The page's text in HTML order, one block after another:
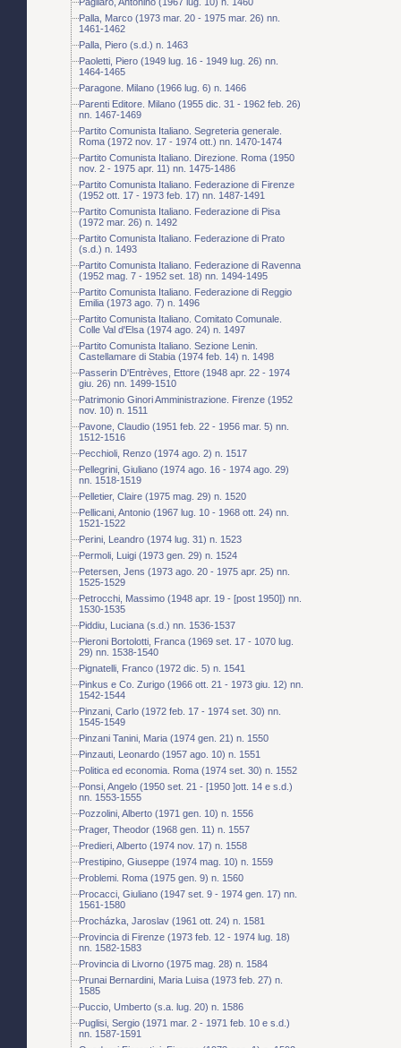
Palla, Marco (1973 mar. 20 - 1975 mar. 26) nn.
1461-1462
Palla, Piero (s.d.) n. 1463
Paoletti, Piero (1949 lug. 16 - 1949 lug. 26) nn.
1464-1465
Paragone. Milano (1966 lug. 6) n. 1466
Parenti Editore. Milano (1955 dic. 31 - 1962 feb. 26)
nn. 1467-1469
Partito Comunista Italiano. Segreteria generale.
Roma (1972 nov. 17 - 1974 ott.) nn. 1470-1474
Partito Comunista Italiano. Direzione. Roma (1950
nov. 2 - 1975 apr. 11) nn. 1475-1486
Partito Comunista Italiano. Federazione di Firenze
(1952 ott. 17 - 1973 feb. 17) nn. 1487-1491
Partito Comunista Italiano. Federazione di Pisa
(1972 mar. 26) n. 1492
Partito Comunista Italiano. Federazione di Prato
(s.d.) n. 1493
Partito Comunista Italiano. Federazione di Ravenna
(1952 mag. 7 - 1952 set. 18) nn. 1494-1495
Partito Comunista Italiano. Federazione di Reggio
Emilia (1973 ago. 7) n. 1496
Partito Comunista Italiano. Comitato Comunale.
Colle Val d'Elsa (1974 ago. 24) n. 1497
Partito Comunista Italiano. Sezione Lenin.
Castellamare di Stabia (1974 feb. 14) n. 1498
Passerin D'Entrèves, Ettore (1948 apr. 22 - 1974
giu. 26) nn. 1499-1510
Patrimonio Ginori Amministrazione. Firenze (1952
nov. 10) n. 1511
Pavone, Claudio (1951 feb. 22 - 1956 mar. 5) nn.
1512-1516
Pecchioli, Renzo (1974 ago. 2) n. 1517
Pellegrini, Giuliano (1974 ago. 16 - 1974 ago. 29)
nn. 1518-1519
Pelletier, Claire (1975 mag. 29) n. 1520
Pellicani, Antonio (1967 lug. 10 - 1968 ott. 24) nn.
1521-1522
Perini, Leandro (1974 lug. 31) n. 1523
Permoli, Luigi (1973 gen. 29) n. 1524
Petersen, Jens (1973 ago. 20 - 1975 apr. 25) nn.
1525-1529
Petrocchi, Massimo (1948 apr. 19 - [post 1950]) nn.
1530-1535
Piddiu, Luciana (s.d.) nn. 1536-1537
Pieroni Bortolotti, Franca (1969 set. 17 - 1070 lug.
29) nn. 1538-1540
Pignatelli, Franco (1972 dic. 5) n. 1541
Pinkus e Co. Zurigo (1966 ott. 21 - 1973 giu. 12) nn.
1542-1544
Pinzani, Carlo (1972 feb. 17 - 1974 set. 30) nn.
1545-1549
Pinzani Tanini, Maria (1974 gen. 21) n. 1550
Pinzauti, Leonardo (1957 ago. 10) n. 1551
Politica ed economia. Roma (1974 set. 30) n. 1552
Ponsi, Angelo (1950 set. 21 - [1950 ]ott. 14 e s.d.)
nn. 1553-1555
Pozzolini, Alberto (1971 gen. 10) n. 1556
Prager, Theodor (1968 gen. 11) n. 1557
Predieri, Alberto (1974 nov. 17) n. 1558
Prestipino, Giuseppe (1974 mag. 10) n. 1559
Problemi. Roma (1975 gen. 9) n. 1560
Procacci, Giuliano (1947 set. 9 - 1974 gen. 17) nn.
1561-1580
Procházka, Jaroslav (1961 ott. 24) n. 1581
Provincia di Firenze (1973 feb. 12 - 1974 lug. 18)
nn. 1582-1583
Provincia di Livorno (1975 mag. 28) n. 1584
Prunai Bernardini, Maria Luisa (1973 feb. 27) n.
1585
Puccio, Umberto (s.a. lug. 20) n. 1586
Puglisi, Sergio (1971 mar. 2 - 1971 feb. 10 e s.d.)
nn. 1587-1591